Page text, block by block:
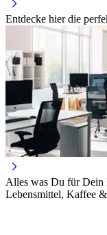
Entdecke hier die
Alles was Du für Dein
Lebensmittel, Kaffee